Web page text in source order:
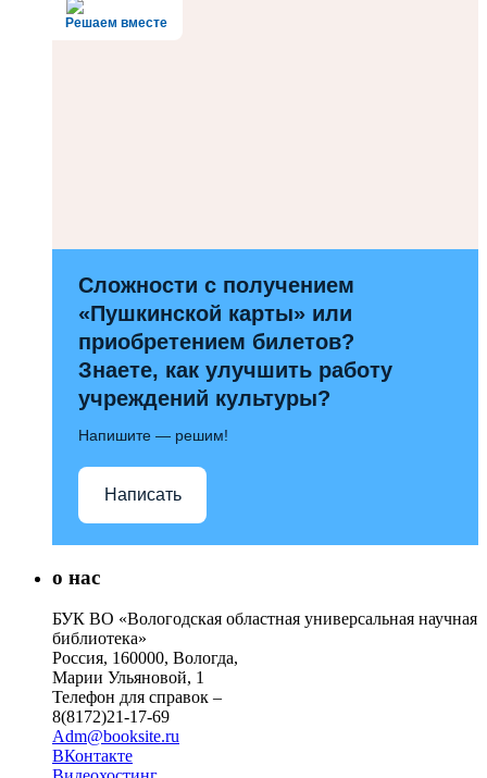
Решаем вместе
Сложности с получением
«Пушкинской карты» или
приобретением билетов?
Знаете, как улучшить работу
учреждений культуры?
Напишите — решим!
Написать
о нас
БУК ВО «Вологодская областная универсальная научная
библиотека»
Россия, 160000, Вологда,
Марии Ульяновой, 1
Телефон для справок –
8(8172)21-17-69
Adm@booksite.ru
ВКонтакте